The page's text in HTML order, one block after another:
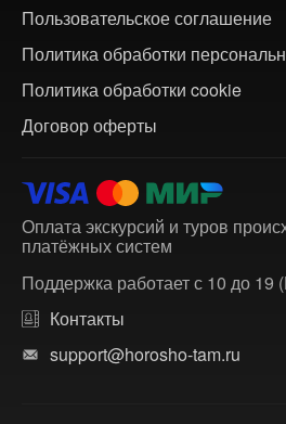
Пользовательское соглашение
Политика обработки
Политика обработки cookie
Договор оферты
Оплата экскурсий и туров
платёжных систем
Поддержка работает с 10 до 19
Контакты
support@horosho-tam.ru